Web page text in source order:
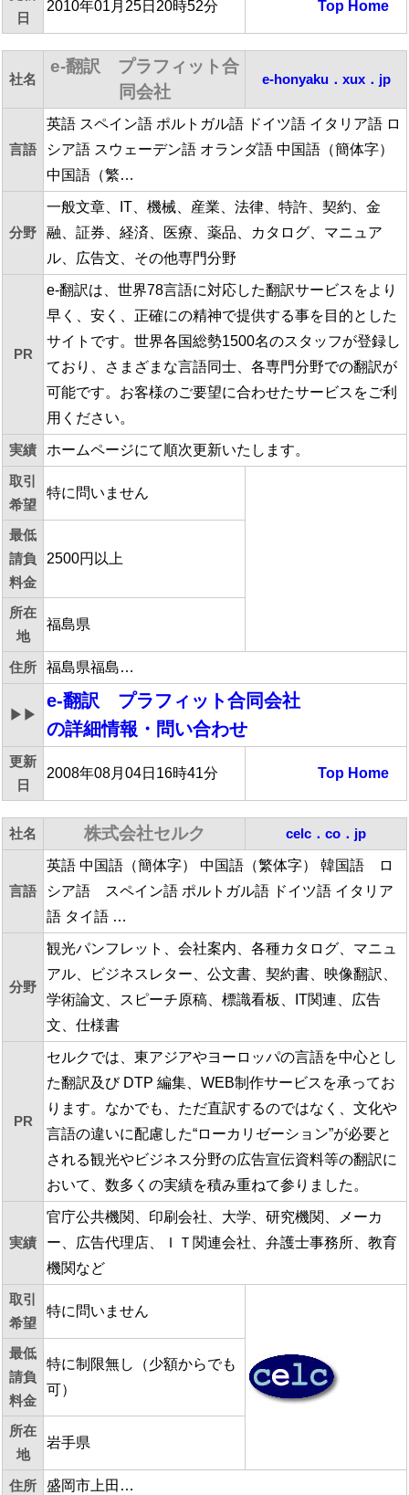
日
2010年01月25日20時52分 Top Home
社名
e-翻訳 プラフィット合
同会社
e-honyaku．xux．jp
言語
英語 スペイン語 ポルトガル語 ドイツ語 イタリア語 ロ
シア語 スウェーデン語 オランダ語 中国語（簡体字）
中国語（繁…
分野
一般文章、IT、機械、産業、法律、特許、契約、金
融、証券、経済、医療、薬品、カタログ、マニュア
ル、広告文、その他専門分野
PR
e-翻訳は、世界78言語に対応した翻訳サービスをより
早く、安く、正確にの精神で提供する事を目的とした
サイトです。世界各国総勢1500名のスタッフが登録し
ており、さまざまな言語同士、各専門分野での翻訳が
可能です。お客様のご要望に合わせたサービスをご利
用ください。
実績
ホームページにて順次更新いたします。
取引
希望
特に問いません
最低
請負
料金
2500円以上
所在
地
福島県
住所 福島県福島…
▶▶
e-翻訳 プラフィット合同会社
の詳細情報・問い合わせ
更新
日
2008年08月04日16時41分 Top Home
社名 株式会社セルク celc．co．jp
言語
英語 中国語（簡体字） 中国語（繁体字） 韓国語 ロ
シア語 スペイン語 ポルトガル語 ドイツ語 イタリア
語 タイ語 …
分野
観光パンフレット、会社案内、各種カタログ、マニュ
アル、ビジネスレター、公文書、契約書、映像翻訳、
学術論文、スピーチ原稿、標識看板、IT関連、広告
文、仕様書
PR
セルクでは、東アジアやヨーロッパの言語を中心とし
た翻訳及び DTP 編集、WEB制作サービスを承ってお
ります。なかでも、ただ直訳するのではなく、文化や
言語の違いに配慮した“ローカリゼーション”が必要と
される観光やビジネス分野の広告宣伝資料等の翻訳に
おいて、数多くの実績を積み重ねて参りました。
実績
官庁公共機関、印刷会社、大学、研究機関、メーカ
ー、広告代理店、ＩＴ関連会社、弁護士事務所、教育
機関など
取引
希望
特に問いません
最低
請負
料金
特に制限無し（少額からでも
可）
所在
地
岩手県
住所 盛岡市上田…